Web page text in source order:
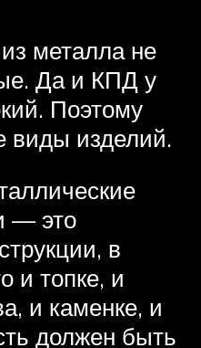
металла не
Да и КПД у
Поэтому
виды изделий.
— это
в
и топке, и
и каменке, и
должен быть